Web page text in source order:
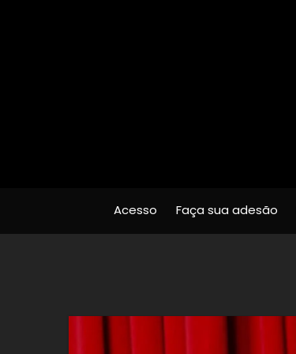
Acesso Faça sua adesão